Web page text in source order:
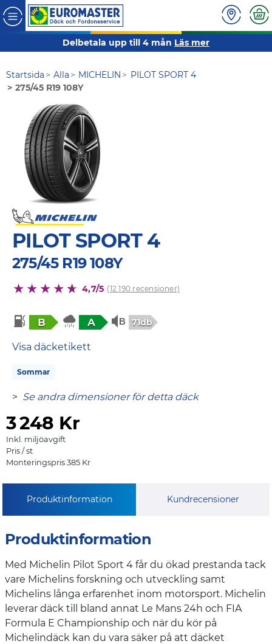
Delbetala upp till 4 mån Läs mer
Startsida Alla MICHELIN
PILOT SPORT 4
275/45 R19 108Y
PILOT SPORT 4
275/45 R19 108Y
4,7/5 (12 190 recensioner)
B A 71db
Visa däcketikett
Sommar
> Se andra dimensioner för detta däck
3248 Kr
Inkl. miljöavgift
Pris / st
Monteringspris 385 Kr
Produktinformation Kundrecensioner
Produktinformation
Med Michelin Pilot Sport 4 får du ökad prestanda tack
vare Michelins forskning och utveckling samt
Michelins långa erfarenhet inom motorsport. Michelin
leverar däck till bland annat Le Mans 24h och FIA
Formula E Championship och när du kör på
Michelindäck kan du vara säker på att däcket